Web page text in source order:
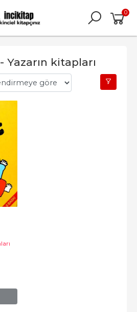
0
Yazarın kitapları